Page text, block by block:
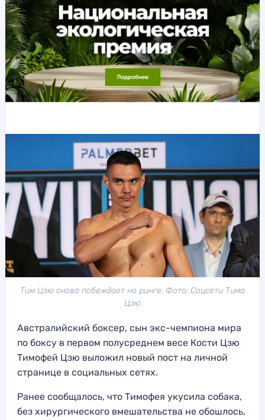
Тим Цзю снова побеждает на ринге. Фото: Соцсети Тима
Цзю
Австралийский боксер, сын экс-чемпиона мира
по боксу в первом полусреднем весе Кости Цзю
Тимофей Цзю выложил новый пост на личной
странице в социальных сетях.
Ранее сообщалось, что Тимофея укусила собака,
без хирургического вмешательства не обошлось,